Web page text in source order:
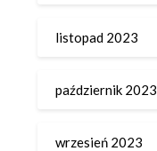
listopad 2023
październik 2023
wrzesień 2023